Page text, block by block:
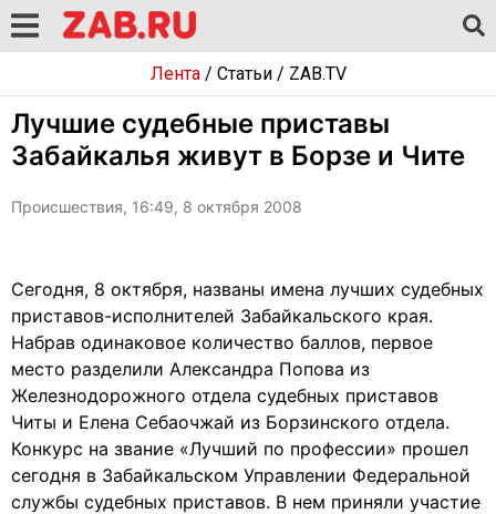
Лента/ Статьи/ ZAB.TV
Лучшие судебные приставы
Забайкалья живут в Борзе и Чите
Происшествия, 16:49, 8 октября 2008
Сегодня, 8 октября, названы имена лучших судебных
приставов-исполнителей Забайкальского края.
Набрав одинаковое количество баллов, первое
место разделили Александра Попова из
Железнодорожного отдела судебных приставов
Читы и Елена Себаочжай из Борзинского отдела.
Конкурс на звание «Лучший по профессии» прошел
сегодня в Забайкальском Управлении Федеральной
службы судебных приставов. В нем приняли участие